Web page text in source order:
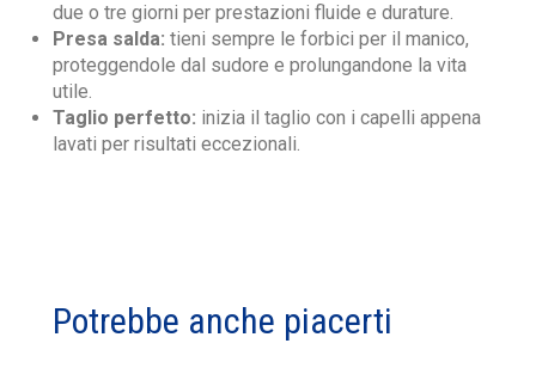
due o tre giorni per prestazioni fluide e durature.
Presa salda: tieni sempre le forbici per il manico,
proteggendole dal sudore e prolungandone la vita
utile.
Taglio perfetto: inizia il taglio con i capelli appena
lavati per risultati eccezionali.
Potrebbe anche piacerti